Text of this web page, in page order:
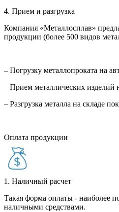
4. Прием и разгрузка
Компания «Металлосплав»
продукции (более 500 видов
– Погрузку металлопроката на
– Прием металлических изделий
– Разгрузка металла на складе
Оплата продукции
1. Наличный расчет
Такая форма оплаты - наиболее
наличными средствами.